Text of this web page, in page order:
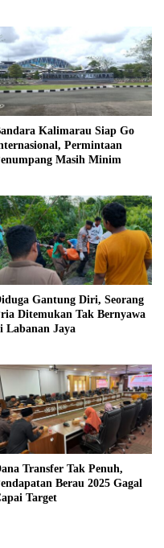
Kalimarau Siap Go
Permintaan
Masih Minim
Gantung Diri, Seorang
Ditemukan Tak Bernyawa
Labanan Jaya
Transfer Tak Penuh,
Berau 2025 Gagal
Target